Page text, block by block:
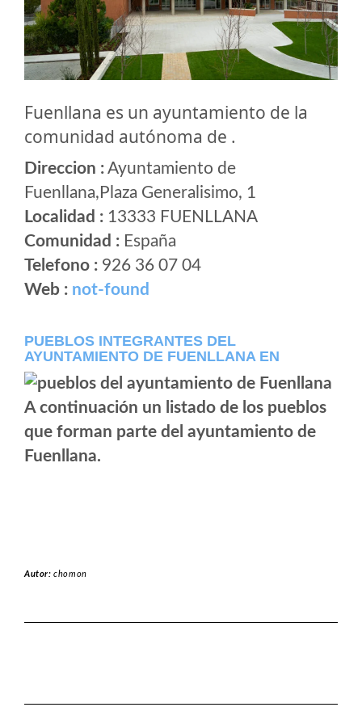
Fuenllana es un ayuntamiento de la
comunidad autónoma de .
Direccion :Ayuntamiento de
Fuenllana,Plaza Generalisimo, 1
Localidad : 13333 FUENLLANA
Comunidad : España
Telefono : 926 36 07 04
Web : not-found
PUEBLOS INTEGRANTES DEL
AYUNTAMIENTO DE FUENLLANA EN
A continuación un listado de los pueblos
que forman parte del ayuntamiento de
Fuenllana.
Autor:chomon